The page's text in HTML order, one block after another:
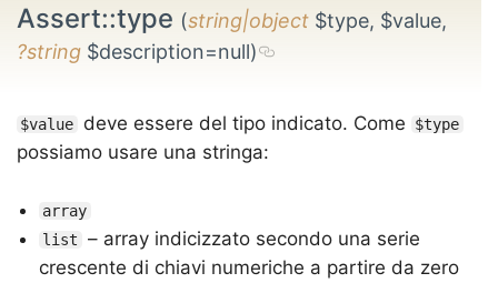
Assert::type (string|object $type, $value,
?string $description=null)
$value deve essere del tipo indicato. Come $type
possiamo usare una stringa:
array
list
– array indicizzato secondo una serie
crescente di chiavi numeriche a partire da zero